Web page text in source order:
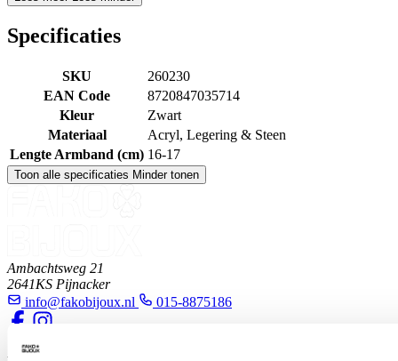
Specificaties
SKU
260230
EAN Code
8720847035714
Kleur
Zwart
Materiaal
Acryl, Legering & Steen
Lengte Armband (cm) 16-17
Toon alle specificaties Minder tonen
Ambachtsweg 21
2641KS Pijnacker
info@fakobijoux.nl
015-8875186